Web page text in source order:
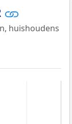
huishoudens